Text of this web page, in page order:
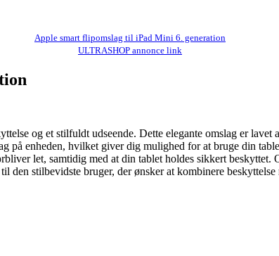
Apple smart flipomslag til iPad Mini 6. generation
ULTRASHOP annonce link
og et stilfuldt udseende. Dette elegante omslag er
på enheden, hvilket giver dig mulighed for at bruge din
let, samtidig med at din tablet holdes sikkert
stilbevidste bruger, der ønsker at kombinere beskyttelse